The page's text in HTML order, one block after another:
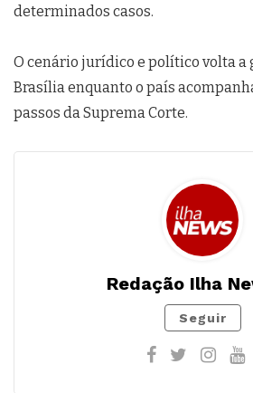
determinados casos.
O cenário jurídico e político volta a
Brasília enquanto o país
passos da Suprema Corte.
Redação Ilha
Seguir